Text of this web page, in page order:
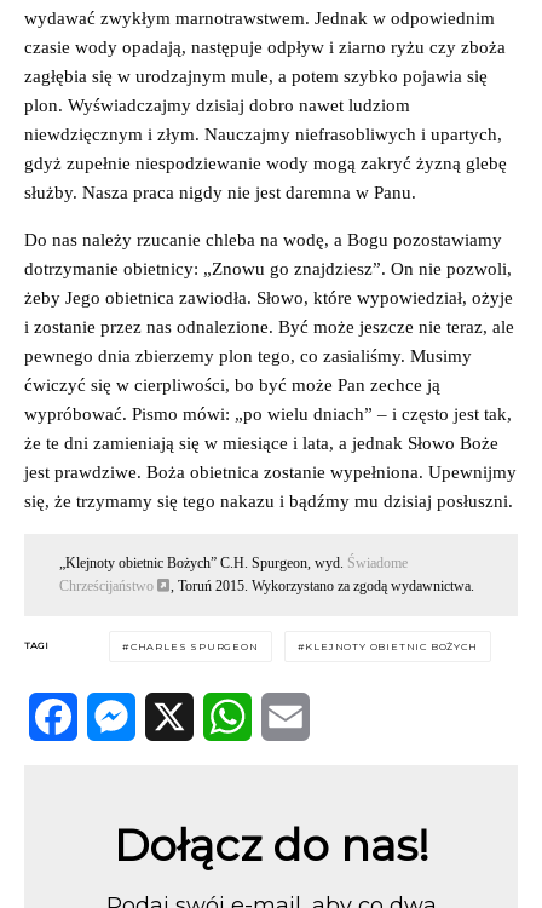
wydawać zwykłym marnotrawstwem. Jednak w odpowiednim
czasie wody opadają, następuje odpływ i ziarno ryżu czy zboża
zagłębia się w urodzajnym mule, a potem szybko pojawia się
plon. Wyświadczajmy dzisiaj dobro nawet ludziom
niewdzięcznym i złym. Nauczajmy niefrasobliwych i upartych,
gdyż zupełnie niespodziewanie wody mogą zakryć żyzną glebę
służby. Nasza praca nigdy nie jest daremna w Panu.
Do nas należy rzucanie chleba na wodę, a Bogu pozostawiamy
dotrzymanie obietnicy: „Znowu go znajdziesz”. On nie pozwoli,
żeby Jego obietnica zawiodła. Słowo, które wypowiedział, ożyje
i zostanie przez nas odnalezione. Być może jeszcze nie teraz, ale
pewnego dnia zbierzemy plon tego, co zasialiśmy. Musimy
ćwiczyć się w cierpliwości, bo być może Pan zechce ją
wypróbować. Pismo mówi: „po wielu dniach” – i często jest tak,
że te dni zamieniają się w miesiące i lata, a jednak Słowo Boże
jest prawdziwe. Boża obietnica zostanie wypełniona. Upewnijmy
się, że trzymamy się tego nakazu i bądźmy mu dzisiaj posłuszni.
„Klejnoty obietnic Bożych” C.H. Spurgeon, wyd. Świadome
Chrześcijaństwo
, Toruń 2015. Wykorzystano za zgodą wydawnictwa.
TAGI CHARLES SPURGEON KLEJNOTY OBIETNIC BOŻYCH
Dołącz do nas!